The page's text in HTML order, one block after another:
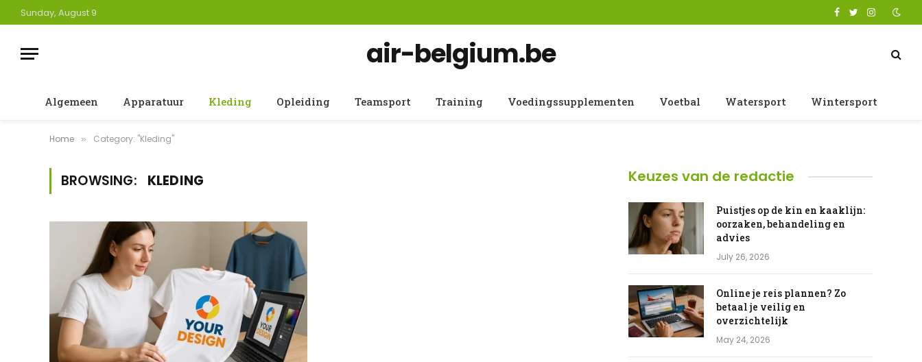
Sunday, August 9 Facebook
TwitterInstagram
air-belgium.be
Algemeen Apparatuur Kleding Opleiding Teamsport Training Voedingssupplementen Voetbal Watersport Wintersport
Home » Category: "Kleding"
BROWSING: KLEDING Keuzes van de redactie
Puistjes op de kin en kaaklijn:
oorzaken, behandeling en
advies
July 26, 2026
Online je reis plannen? Zo
betaal je veilig en
overzichtelijk
May 24, 2026